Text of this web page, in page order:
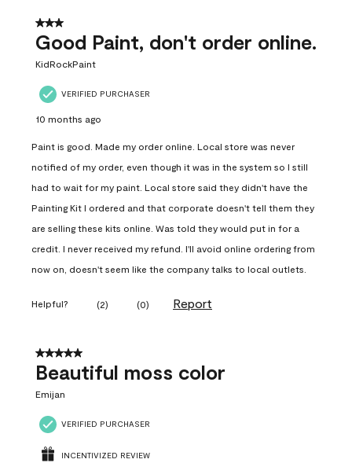
3 out of 5 stars.
Good Paint, don't order online.
KidRockPaint
VERIFIED PURCHASER
10 months ago
Paint is good. Made my order online. Local store was never
notified of my order, even though it was in the system so I still
had to wait for my paint. Local store said they didn't have the
Painting Kit I ordered and that corporate doesn't tell them they
are selling these kits online. Was told they would put in for a
credit. I never received my refund. I'll avoid online ordering from
now on, doesn't seem like the company talks to local outlets.
Helpful? (2) (0) Report
5 out of 5 stars.
Beautiful moss color
Emijan
VERIFIED PURCHASER
INCENTIVIZED REVIEW